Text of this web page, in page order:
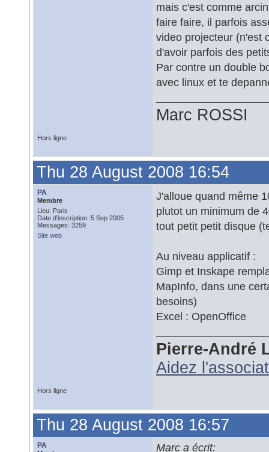
mais c'est comme
faire faire, il parfois
video projecteur (n'est
d'avoir parfois des
Par contre un double
avec linux et te
Marc ROSSI
Hors ligne
Thu 28 August 2008 16:54
PA
Membre
Lieu: Paris
Date d'inscription: 5 Sep 2005
Messages: 3259
Site web
J'alloue quand même
plutot un minimum de
tout petit petit disque
Au niveau applicatif :
Gimp et Inskape
MapInfo, dans une
besoins)
Excel : OpenOffice
Pierre-André
Aidez
Hors ligne
Thu 28 August 2008 16:57
PA Marc a écrit: